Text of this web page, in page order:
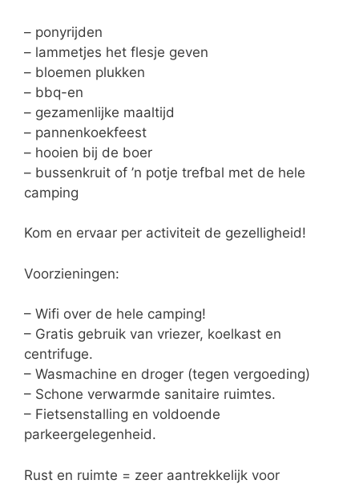
– ponyrijden
– lammetjes het flesje geven
– bloemen plukken
– bbq-en
– gezamenlijke maaltijd
– pannenkoekfeest
– hooien bij de boer
– bussenkruit of ’n potje trefbal met de hele
camping
Kom en ervaar per activiteit de gezelligheid!
Voorzieningen:
– Wifi over de hele camping!
– Gratis gebruik van vriezer, koelkast en
centrifuge.
– Wasmachine en droger (tegen vergoeding)
– Schone verwarmde sanitaire ruimtes.
– Fietsenstalling en voldoende
parkeergelegenheid.
Rust en ruimte = zeer aantrekkelijk voor